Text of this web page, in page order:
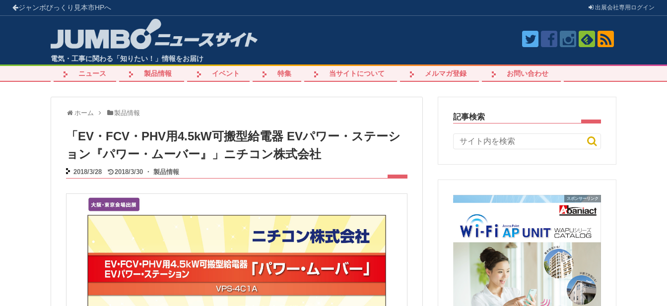
ジャンボびっくり見本市HPへ 出展会社専用 ログイン
電気・工事に関わる「知りたい！」情報をお届け
ニュース
製品情報 イベント 特集 当サイトについて メルマガ登録 お問い合わせ
ホーム 製品情報
「EV・FCV・PHV用4.5kW可搬型給電器 EVパワー・ステーシ
ョン『パワー・ムーバー』」ニチコン株式会社
2018/3/28 2018/3/30・ 製品情報
記事検索